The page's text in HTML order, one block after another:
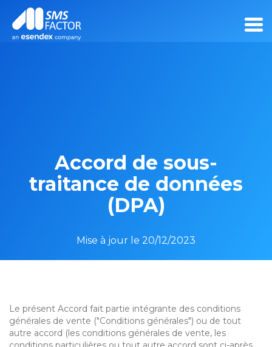
Accord de sous-
traitance de données
(DPA)
Mise à jour le 20/12/2023
Le présent Accord fait partie intégrante des conditions
générales de vente ("Conditions générales") ou de tout
autre accord (les conditions générales de vente, les